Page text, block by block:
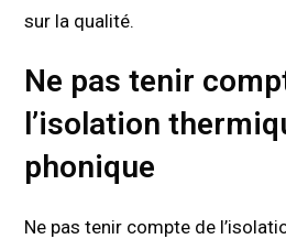
sur la qualité.
Ne pas tenir
l’isolation
phonique
Ne pas tenir compte de